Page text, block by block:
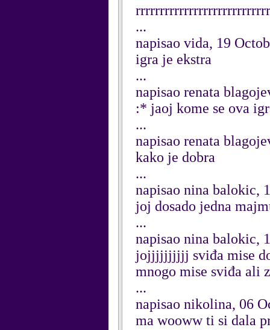
...
napisao vida, 19
igra je ekstra
...
napisao renata
:* jaoj kome se ova
...
napisao renata
kako je dobra
...
napisao nina balokic,
joj dosado jedna
...
napisao nina balokic,
jojjjjjjjjjj sviđa mise
mnogo mise sviđa ali
...
napisao nikolina, 06
ma wooww ti si dala